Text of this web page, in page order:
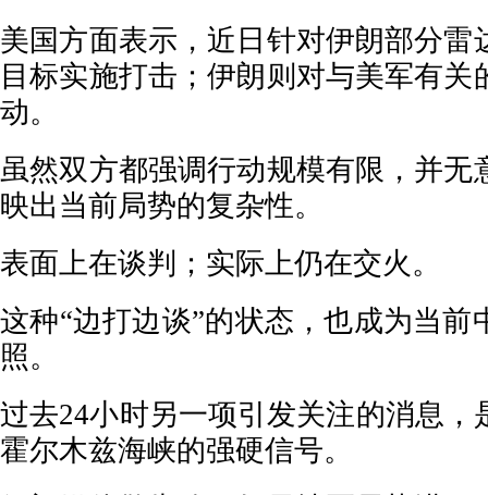
美国方面表示，近日针对伊朗部分雷
目标实施打击；伊朗则对与美军有关
动。
虽然双方都强调行动规模有限，并无
映出当前局势的复杂性。
表面上在谈判；实际上仍在交火。
这种“边打边谈”的状态，也成为当前
照。
过去24小时另一项引发关注的消息，
霍尔木兹海峡的强硬信号。